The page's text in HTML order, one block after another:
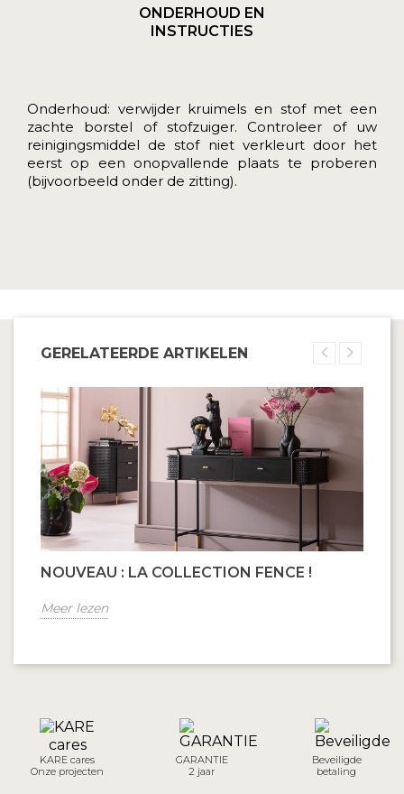
ONDERHOUD EN
INSTRUCTIES
Onderhoud: verwijder kruimels en stof met een
zachte borstel of stofzuiger. Controleer of uw
reinigingsmiddel de stof niet verkleurt door het
eerst op een onopvallende plaats te proberen
(bijvoorbeeld onder de zitting).
GERELATEERDE ARTIKELEN
NOUVEAU : LA COLLECTION FENCE !
Meer lezen
KARE cares
Onze projecten
GARANTIE
2 jaar
Beveiligde
betaling